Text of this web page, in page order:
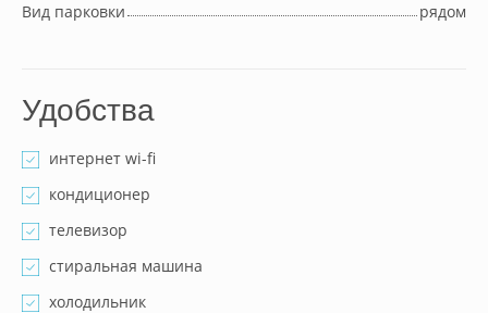
Вид парковки
рядом
Удобства
интернет wi-fi
кондиционер
телевизор
стиральная машина
холодильник